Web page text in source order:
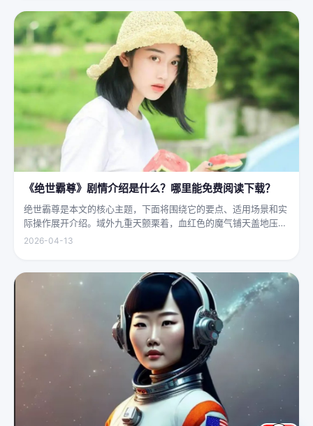
《绝世霸尊》剧情介绍是什么？哪里能免费阅读下载？
绝世霸尊是本文的核心主题，下面将围绕它的要点、适用场景和实
际操作展开介绍。域外九重天颤栗着，血红色的魔气铺天盖地压向
人间界最后一道防线——诛仙阵。阵中百万仙神联军已是强弩之
2026-04-13